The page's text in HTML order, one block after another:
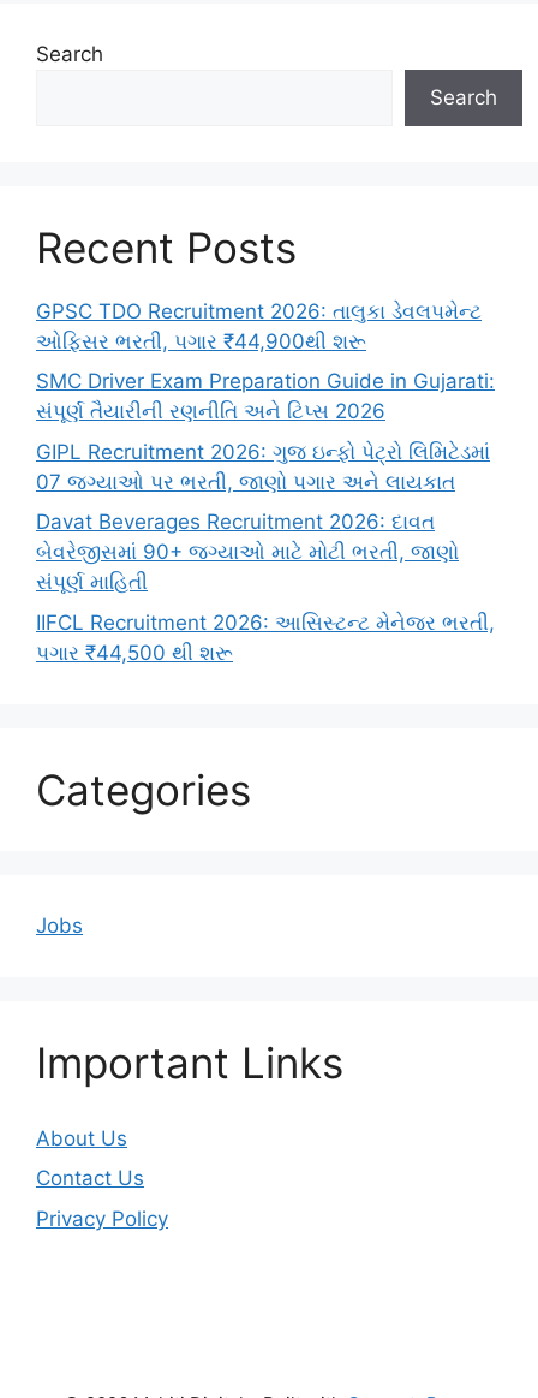
Search
Search
Recent Posts
GPSC TDO Recruitment 2026: તાલુકા ડેવલપમેન્ટ
ઓફિસર ભરતી, પગાર ₹44,900થી શરૂ
SMC Driver Exam Preparation Guide in Gujarati:
સંપૂર્ણ તૈયારીની રણનીતિ અને ટિપ્સ 2026
GIPL Recruitment 2026: ગુજ ઇન્ફો પેટ્રો લિમિટેડમાં
07 જગ્યાઓ પર ભરતી, જાણો પગાર અને લાયકાત
Davat Beverages Recruitment 2026: દાવત
બેવરેજીસમાં 90+ જગ્યાઓ માટે મોટી ભરતી, જાણો
સંપૂર્ણ માહિતી
IIFCL Recruitment 2026: આસિસ્ટન્ટ મેનેજર ભરતી,
પગાર ₹44,500 થી શરૂ
Categories
Jobs
Important Links
About Us
Contact Us
Privacy Policy